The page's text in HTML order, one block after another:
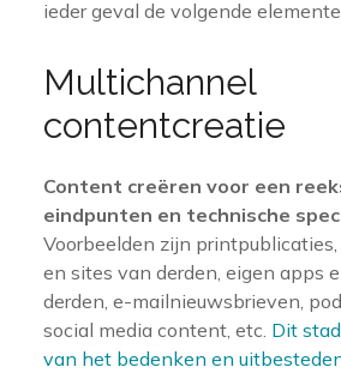
ieder geval de volgende
Multichannel
contentcreatie
Content creëren voor een
eindpunten en technische
Voorbeelden zijn
en sites van derden, eigen apps
derden, e-mailnieuwsbrieven,
social media content, etc. Dit
van het bedenken en